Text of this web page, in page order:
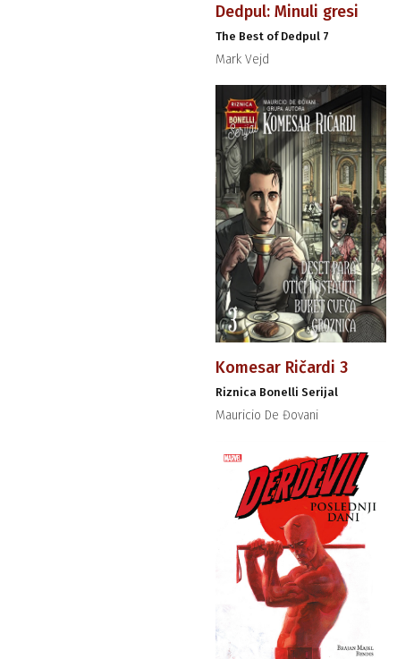
Dedpul: Minuli gresi
The Best of Dedpul 7
Mark Vejd
Komesar Ričardi 3
Riznica Bonelli Serijal
Mauricio De Đovani